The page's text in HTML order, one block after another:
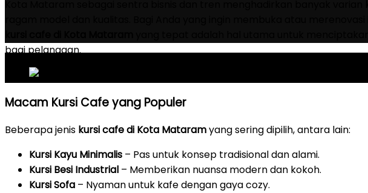
ragam model dan kualitas. Bagi Anda yang ingin membuka atau
yang tepat adalah hal utama untuk
bagi pelanggan.
Macam Kursi Cafe yang Populer
Beberapa jenis kursi cafe di Kota Mataramyang sering dipilih, antara lain:
Kursi Kayu Minimalis – Pas untuk konsep tradisional dan alami.
Kursi Besi Industrial – Memberikan nuansa modern dan kokoh.
Kursi Sofa – Nyaman untuk kafe dengan gaya cozy.